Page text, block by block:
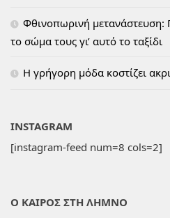
Φθινοπωρινή
το σώμα τους γι’ αυτό το ταξίδι
H γρήγορη μόδα κοστίζει
INSTAGRAM
[instagram-feed num=8 cols=2]
Ο ΚΑΙΡΟΣ ΣΤΗ ΛΗΜΝΟ